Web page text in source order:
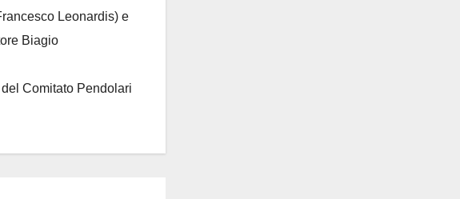
Leonardis) e
Biagio
Comitato Pendolari